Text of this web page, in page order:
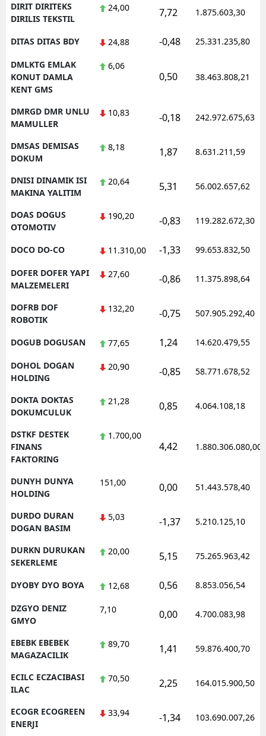
DIRIT DIRITEKS
DIRILIS TEKSTIL
24,00 7,72 1.875.603,30
DITAS DITAS BDY 24,88 -0,48 25.331.235,80
DMLKTG EMLAK
KONUT DAMLA
KENT GMS
6,06
0,50 38.463.808,21
DMRGD DMR UNLU
MAMULLER
10,83 -0,18 242.972.675,63
DMSAS DEMISAS
DOKUM
8,18 1,87 8.631.211,59
DNISI DINAMIK ISI
MAKINA YALITIM
20,64 5,31 56.002.657,62
DOAS DOGUS
OTOMOTIV
190,20 -0,83 119.282.672,30
DOCO DO-CO 11.310,00 -1,33 99.653.832,50
DOFER DOFER YAPI
MALZEMELERI
27,60 -0,86 11.375.898,64
DOFRB DOF
ROBOTIK
132,20 -0,75 507.905.292,40
DOGUB DOGUSAN 77,65 1,24 14.620.479,55
DOHOL DOGAN
HOLDING
20,90 -0,85 58.771.678,52
DOKTA DOKTAS
DOKUMCULUK
21,28 0,85 4.064.108,18
DSTKF DESTEK
FINANS
FAKTORING
1.700,00
4,42 1.880.306.080,00
DUNYH DUNYA
HOLDING
151,00 0,00 51.443.578,40
DURDO DURAN
DOGAN BASIM
5,03 -1,37 5.210.125,10
DURKN DURUKAN
SEKERLEME
20,00 5,15 75.265.963,42
DYOBY DYO BOYA 12,68 0,56 8.853.056,54
DZGYO DENIZ
GMYO
7,10 0,00 4.700.083,98
EBEBK EBEBEK
MAGAZACILIK
89,70 1,41 59.876.400,70
ECILC ECZACIBASI
ILAC
70,50 2,25 164.015.900,50
ECOGR ECOGREEN
ENERJI
33,94 -1,34 103.690.007,26